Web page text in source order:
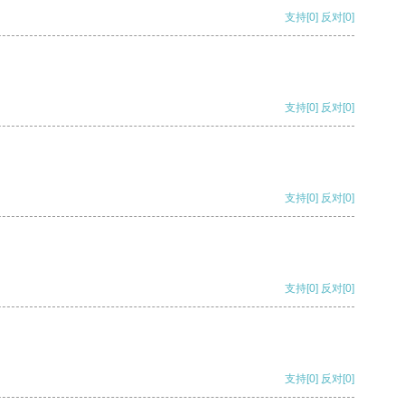
支持[0] 反对[0]
支持[0] 反对[0]
支持[0] 反对[0]
支持[0] 反对[0]
支持[0] 反对[0]